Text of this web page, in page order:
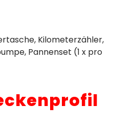
Kilometerzähler,
Pannenset (1 x pro